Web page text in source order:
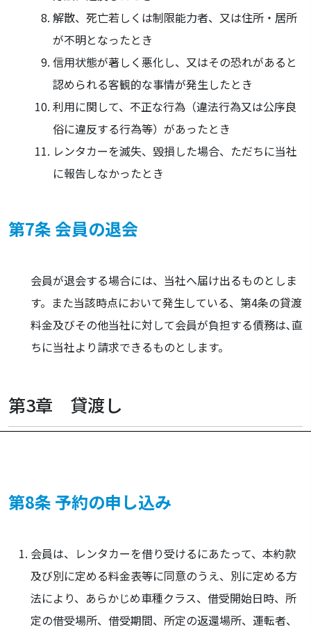
解散、死亡若しくは制限能力者、又は住所・居所
が不明となったとき
信用状態が著しく悪化し、又はその恐れがあると
認められる客観的な事情が発生したとき
利用に関して、不正な行為（違法行為又は公序良
俗に違反する行為等）があったとき
レンタカーを滅失、毀損した場合、ただちに当社
に報告しなかったとき
第7条 会員の退会
会員が退会する場合には、当社へ届け出るものとしま
す。また当該時点において発生している、第4条の貸渡
料金及びその他当社に対して会員が負担する債務は､直
ちに当社より請求できるものとします。
第3章 貸渡し
第8条 予約の申し込み
会員は、レンタカーを借り受けるにあたって、本約款
及び別に定める料金表等に同意のうえ、別に定める方
法により、あらかじめ車種クラス、借受開始日時、所
定の借受場所、借受期間、所定の返還場所、運転者、